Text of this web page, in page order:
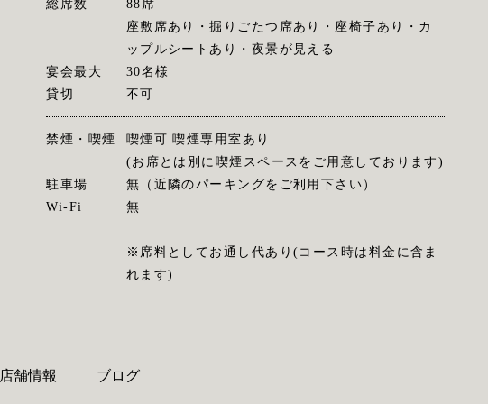
総席数
88席
座敷席あり・掘りごたつ席あり・座椅子あり・カ
ップルシートあり・夜景が見える
宴会最大
30名様
貸切
不可
禁煙・喫煙
喫煙可 喫煙専用室あり
(お席とは別に喫煙スペースをご用意しております)
駐車場
無（近隣のパーキングをご利用下さい）
Wi-Fi
無
※席料としてお通し代あり(コース時は料金に含ま
れます)
店舗情報 ブログ